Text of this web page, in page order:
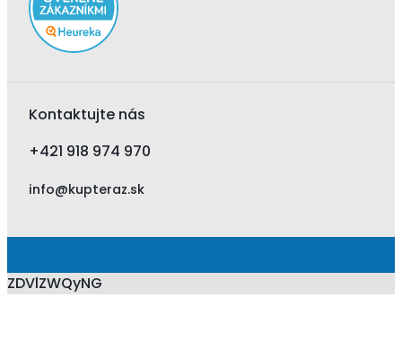
Kontaktujte nás
+421 918 974 970
info@kupteraz.sk
ZDVlZWQyNG